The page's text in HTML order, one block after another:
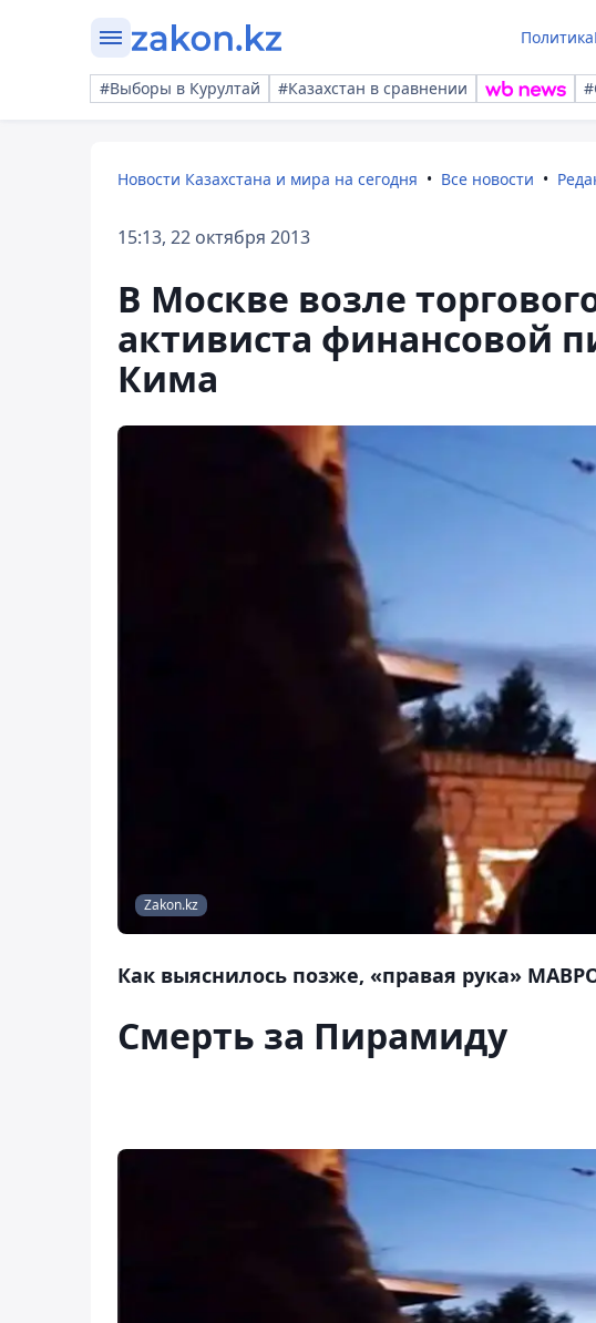
Политика
#Выборы в Курултай #Казахстан в сравнении
Новости Казахстана и мира на сегодня Все новости
15:13, 22 октября 2013
В Москве возле
активиста
Кима
Zakon.kz
Как выяснилось позже, «правая рука»
Смерть за Пирамиду